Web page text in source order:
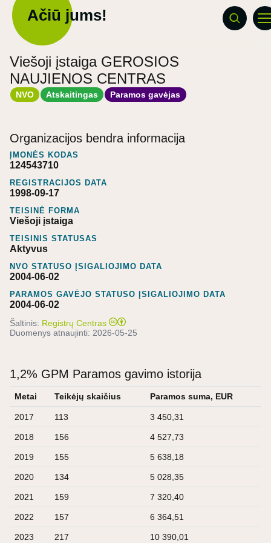
Ačiū jums!
Viešoji įstaiga GEROSIOS
NAUJIENOS CENTRAS
NVO Atskaitingas Paramos gavėjas
Organizacijos bendra informacija
ĮMONĖS KODAS
124543710
REGISTRACIJOS DATA
1998-09-17
TEISINĖ FORMA
Viešoji įstaiga
TEISINIS STATUSAS
Aktyvus
NVO STATUSO ĮSIGALIOJIMO DATA
2004-06-02
PARAMOS GAVĖJO STATUSO ĮSIGALIOJIMO DATA
2004-06-02
Šaltinis: Registrų Centras
Duomenys atnaujinti: 2026-05-25
1,2% GPM Paramos gavimo istorija
Metai Teikėjų skaičius Paramos suma, EUR
2017 113 3 450,31
2018 156 4 527,73
2019 155 5 638,18
2020 134 5 028,35
2021 159 7 320,40
2022 157 6 364,51
2023 217 10 390,01